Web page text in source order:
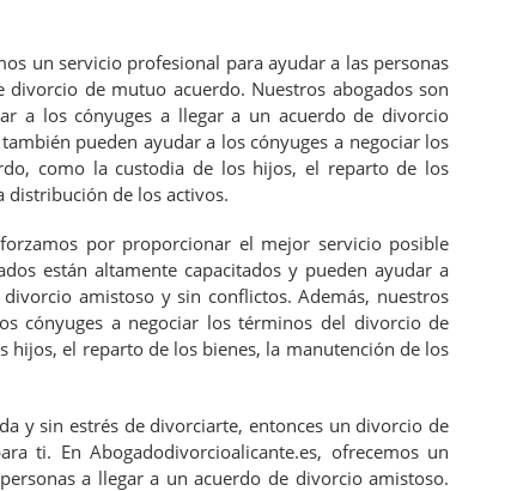
un servicio profesional para ayudar a las personas
de mutuo acuerdo. Nuestros abogados son
a los cónyuges a llegar a un acuerdo de divorcio
pueden ayudar a los cónyuges a negociar los
como la custodia de los hijos, el reparto de los
distribución de los activos.
por proporcionar el mejor servicio posible
están altamente capacitados y pueden ayudar a
amistoso y sin conflictos. Además, nuestros
cónyuges a negociar los términos del divorcio de
hijos, el reparto de los bienes, la manutención de los
y sin estrés de divorciarte, entonces un divorcio de
ti. En Abogadodivorcioalicante.es, ofrecemos un
a llegar a un acuerdo de divorcio amistoso.